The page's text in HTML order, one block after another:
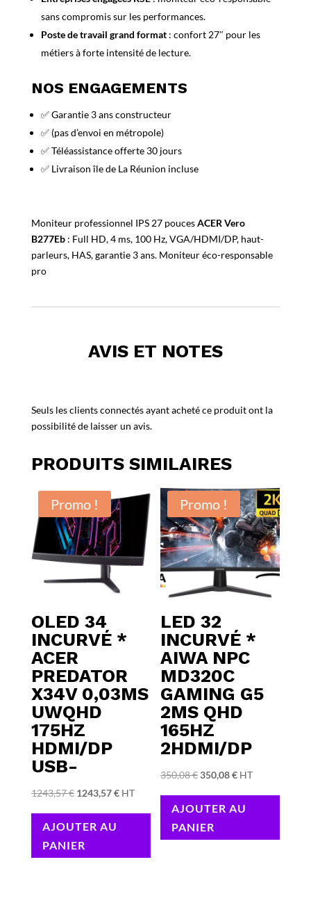
sans compromis sur les performances.
Poste de travail grand format: confort 27″ pour les
métiers à forte intensité de lecture.
NOS ENGAGEMENTS
✅ Garantie 3 ans constructeur
✅ (pas d’envoi en métropole)
✅ Téléassistance offerte 30 jours
✅ Livraison île de La Réunion incluse
Moniteur professionnel IPS 27 poucesACER Vero
B277Eb: Full HD, 4 ms, 100 Hz, VGA/HDMI/DP, haut-
parleurs, HAS, garantie 3 ans. Moniteur éco-responsable
pro
AVIS ET NOTES
Seuls les clients connectés ayant acheté ce produit ont la
possibilité de laisser un avis.
PRODUITS SIMILAIRES
Promo !
OLED 34
INCURVÉ *
ACER
PREDATOR
X34V 0,03MS
UWQHD
175HZ
HDMI/DP
USB-
1243,57€ Le
initial
était :
1243,57€LeHT
AJOUTER AU
PANIER
Promo !
LED 32
INCURVÉ *
AIWA NPC
MD320C
GAMING G5
2MS QHD
165HZ
2HDMI/DP
350,08€Le
initial
était :
350,08€Le
actuel
HT
AJOUTER AU
PANIER